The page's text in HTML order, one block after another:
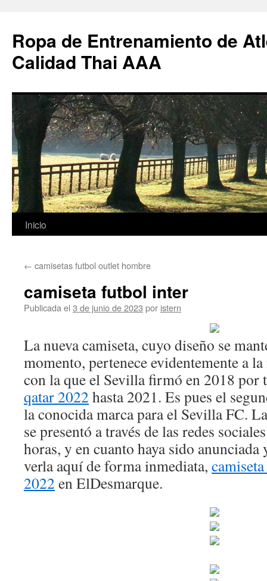
Ropa de Entrenamiento de
Calidad Thai AAA
Saltar
contenido
Inicio
← camisetas futbol outlet hombre
camiseta futbol inter
Publicada el 3 de junio de 2023 por istern
La nueva camiseta, cuyo diseño se
momento, pertenece evidentemente a
con la que el Sevilla firmó en 2018 por
qatar 2022 hasta 2021. Es pues el
la conocida marca para el Sevilla FC.
se presentó a través de las redes
horas, y en cuanto haya sido anunciada
verla aquí de forma inmediata,
2022 en ElDesmarque.